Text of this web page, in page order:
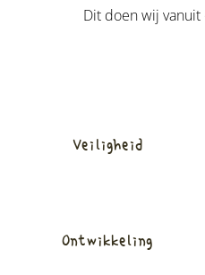
Dit doen wij
Veiligheid
Ontwikkeling